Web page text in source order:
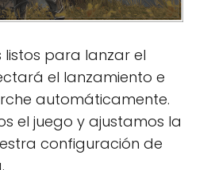
para lanzar el
el lanzamiento e
automáticamente.
el juego y ajustamos la
configuración de